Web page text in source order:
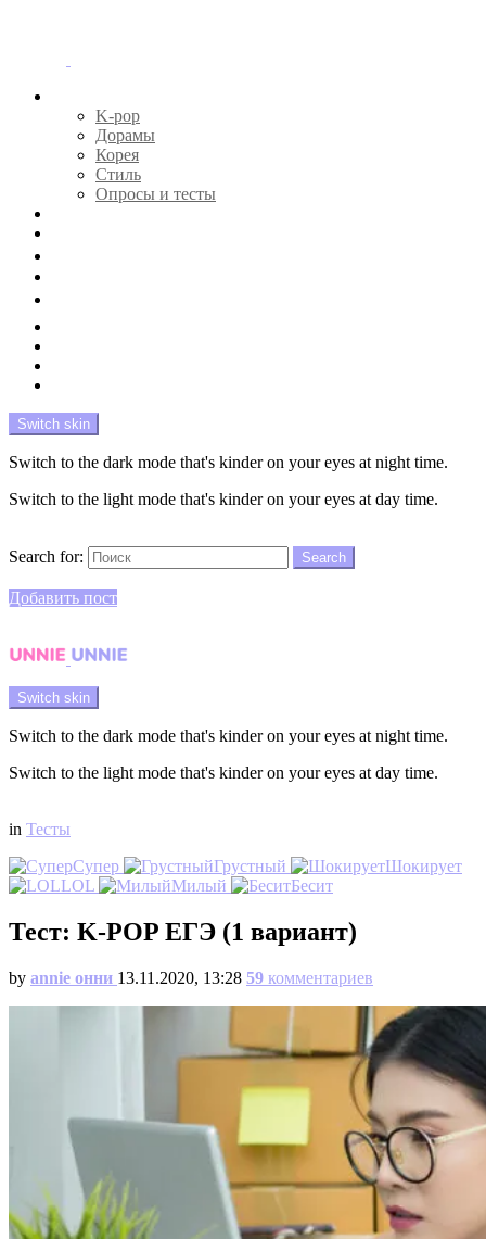
K-pop
Дорамы
Корея
Стиль
Опросы и тесты
Switch skin
Switch to the dark mode that's kinder on your eyes at night time.
Switch to the light mode that's kinder on your eyes at day time.
Search for:
Search
Добавить пост
Switch skin
Switch to the dark mode that's kinder on your eyes at night time.
Switch to the light mode that's kinder on your eyes at day time.
in Тесты
Супер
Грустный
Шокирует
LOL
Милый Бесит
Тест: K-POP ЕГЭ (1 вариант)
by annie онни 13.11.2020, 13:28 59 комментариев